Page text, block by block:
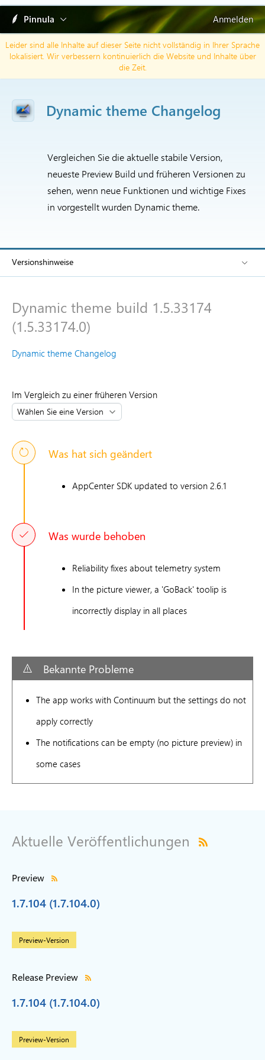
Pinnula Anmelden
Leider sind alle Inhalte auf dieser Seite nicht vollständig in Ihrer Sprache
lokalisiert. Wir verbessern kontinuierlich die Website und Inhalte über
die Zeit.
Dynamic theme Changelog
Vergleichen Sie die aktuelle stabile Version,
neueste Preview Build und früheren Versionen zu
sehen, wenn neue Funktionen und wichtige Fixes
in vorgestellt wurden Dynamic theme.
Versionshinweise
Dynamic theme build 1.5.33174
(1.5.33174.0)
Dynamic theme Changelog
Im Vergleich zu einer früheren Version
Was hat sich geändert
AppCenter SDK updated to version 2.6.1
Was wurde behoben
Reliability fixes about telemetry system
In the picture viewer, a 'GoBack' toolip is
incorrectly display in all places
Bekannte Probleme
The app works with Continuum but the settings do not
apply correctly
The notifications can be empty (no picture preview) in
some cases
Aktuelle Veröffentlichungen
Preview
1.7.104 (1.7.104.0)
Preview-Version
Release Preview
1.7.104 (1.7.104.0)
Preview-Version